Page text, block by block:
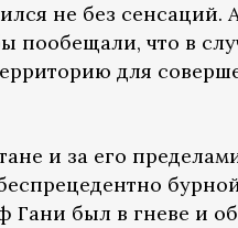
не без сенсаций.
пообещали, что в
для
и за его
Гани был в гневе и